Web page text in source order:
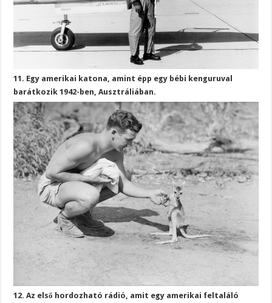
11. Egy amerikai katona, amint épp egy bébi kenguruval
barátkozik 1942-ben, Ausztráliában.
12. Az első hordozható rádió, amit egy amerikai feltaláló